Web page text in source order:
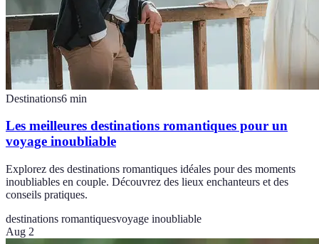
Destinations6 min
Les meilleures destinations romantiques pour un
voyage inoubliable
Explorez des destinations romantiques idéales pour des moments
inoubliables en couple. Découvrez des lieux enchanteurs et des
conseils pratiques.
destinations romantiquesvoyage inoubliable
Aug 2